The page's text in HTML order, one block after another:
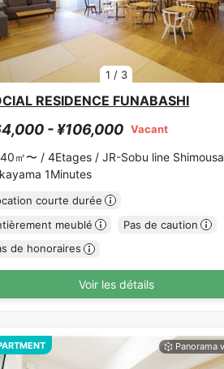
1 / 3
RESIDENCE FUNABASHI
- ¥106,000 Vacant
㎡〜 /4Etages /JR-Sobu line Shimousa
1Minutes
courte durée
meublé
Pas de caution
de honoraires
Voir les détails